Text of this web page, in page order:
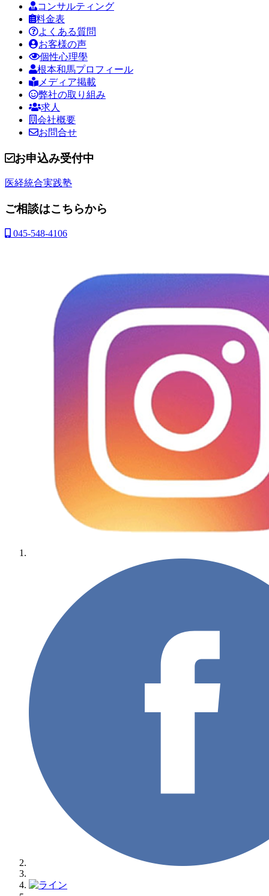
コンサルティング
料金表
よくある質問
お客様の声
個性心理學
根本和馬プロフィール
メディア掲載
弊社の取り組み
求人
会社概要
お問合せ
お申込み受付中
医経統合実践塾
ご相談はこちらから
045-548-4106